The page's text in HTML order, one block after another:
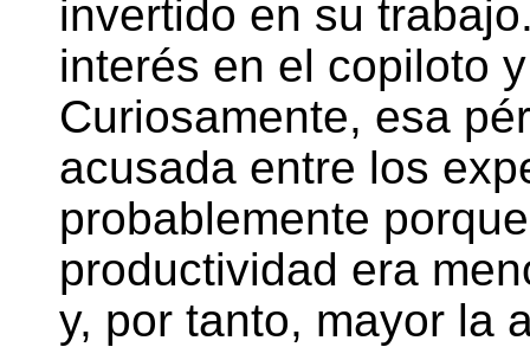
invertido en su
interés en el copiloto
Curiosamente, esa
acusada entre los
probablemente
productividad era
y, por tanto, mayor la